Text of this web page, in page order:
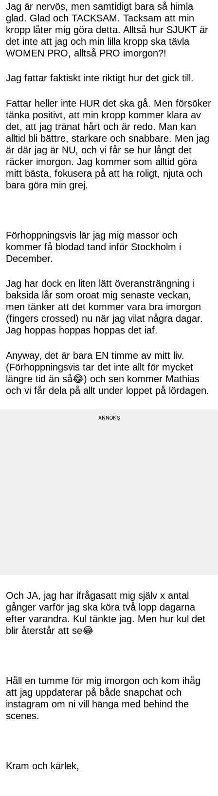
Jag är nervös, men samtidigt bara så himla
glad. Glad och TACKSAM. Tacksam att min
kropp låter mig göra detta. Alltså hur SJUKT är
det inte att jag och min lilla kropp ska tävla
WOMEN PRO, alltså PRO imorgon?!
Jag fattar faktiskt inte riktigt hur det gick till.
Fattar heller inte HUR det ska gå. Men försöker
tänka positivt, att min kropp kommer klara av
det, att jag tränat hårt och är redo. Man kan
alltid bli bättre, starkare och snabbare. Men jag
är där jag är NU, och vi får se hur långt det
räcker imorgon. Jag kommer som alltid göra
mitt bästa, fokusera på att ha roligt, njuta och
bara göra min grej.
Förhoppningsvis lär jag mig massor och
kommer få blodad tand inför Stockholm i
December.
Jag har dock en liten lätt överansträngning i
baksida lår som oroat mig senaste veckan,
men tänker att det kommer vara bra imorgon
(fingers crossed) nu när jag vilat några dagar.
Jag hoppas hoppas hoppas det iaf.
Anyway, det är bara EN timme av mitt liv.
(Förhoppningsvis tar det inte allt för mycket
längre tid än så😂) och sen kommer Mathias
och vi får dela på allt under loppet på lördagen.
Och JA, jag har ifrågasatt mig själv x antal
gånger varför jag ska köra två lopp dagarna
efter varandra. Kul tänkte jag. Men hur kul det
blir återstår att se😂
Håll en tumme för mig imorgon och kom ihåg
att jag uppdaterar på både snapchat och
instagram om ni vill hänga med behind the
scenes.
Kram och kärlek,